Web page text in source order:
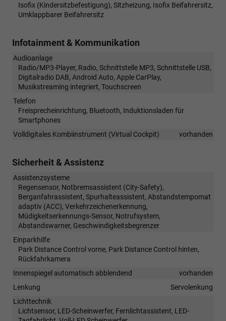
Isofix (Kindersitzbefestigung), Sitzheizung, Isofix Beifahrersitz,
Umklappbarer Beifahrersitz
Infotainment & Kommunikation
Audioanlage
Radio/MP3-Player, Radio, Schnittstelle MP3, Schnittstelle USB,
Digitalradio DAB, Android Auto, Apple CarPlay,
Musikstreaming integriert, Touchscreen
Telefon
Freisprecheinrichtung, Bluetooth, Induktionsladen für
Smartphones
Volldigitales Kombiinstrument (Virtual Cockpit)
vorhanden
Sicherheit & Assistenz
Assistenzsysteme
Regensensor, Notbremsassistent (City-Safety),
Berganfahrassistent, Spurhalteassistent, Abstandstempomat
adaptiv (ACC), Verkehrzeichenerkennung,
Müdigkeitserkennungs-Sensor, Notrufsystem,
Abstandswarner, Geschwindigkeitsbegrenzer
Einparkhilfe
Park Distance Control vorne, Park Distance Control hinten,
Rückfahrkamera
Innenspiegel automatisch abblendend
vorhanden
Lenkung
Servolenkung
Lichttechnik
Lichtsensor, LED-Scheinwerfer, Fernlichtassistent, LED-